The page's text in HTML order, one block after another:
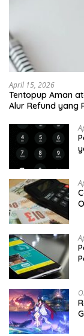
April 15, 2026
Tentopup Aman
Alur Refund yang